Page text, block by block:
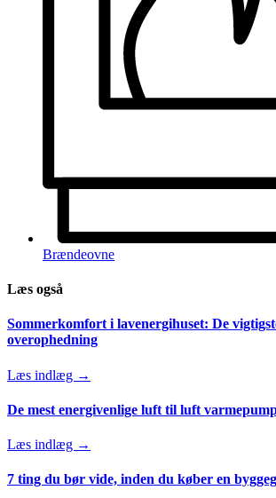
Brændeovne
Læs også
Sommerkomfort i lavenergihuset: De
overophedning
Læs indlæg →
De mest energivenlige luft til luft
Læs indlæg →
7 ting du bør vide, inden du køber en